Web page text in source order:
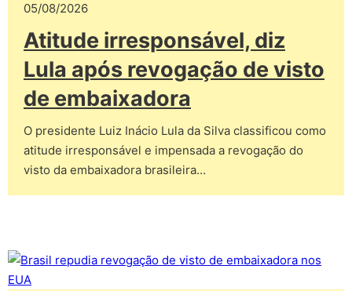
05/08/2026
Atitude irresponsável, diz
Lula após revogação de visto
de embaixadora
O presidente Luiz Inácio Lula da Silva classificou como
atitude irresponsável e impensada a revogação do
visto da embaixadora brasileira…